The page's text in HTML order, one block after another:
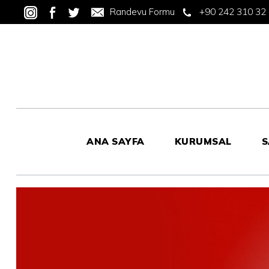
Randevu Formu +90 242 310 32
ANA SAYFA KURUMSAL